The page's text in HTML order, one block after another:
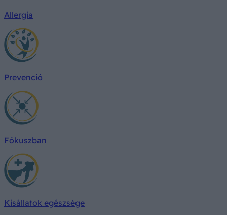
Allergia
Prevenció
Fókuszban
Kisállatok egészsége